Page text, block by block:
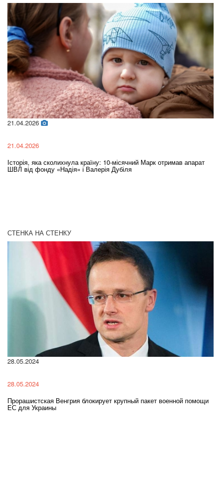
21.04.2026
21.04.2026
Історія, яка сколихнула країну: 10-місячний Марк отримав апарат
ШВЛ від фонду «Надія» і Валерія Дубіля
СТЕНКА НА СТЕНКУ
28.05.2024
28.05.2024
Прорашистская Венгрия блокирует крупный пакет военной помощи
ЕС для Украины